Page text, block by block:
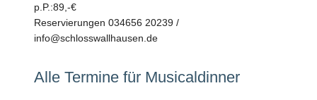
p.P.:89,-€
Reservierungen 034656 20239 /
info@schlosswallhausen.de
Alle Termine für Musicaldinner